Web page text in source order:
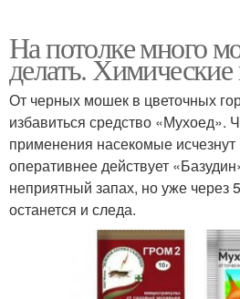
Средства от мошек
Мошка в цветочном
горшке
Мошка в цветах
На потолке много
делать.
От черных мошек в цветочных
избавиться средство «Мухоед».
применения насекомые
оперативнее действует
неприятный запах, но уже через
останется и следа.